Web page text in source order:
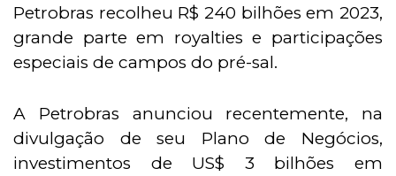
Petrobras recolheu R$ 240 bilhões em 2023,
grande parte em royalties e participações
especiais de campos do pré-sal.
A Petrobras anunciou recentemente, na
divulgação de seu Plano de Negócios,
investimentos de US$ 3 bilhões em